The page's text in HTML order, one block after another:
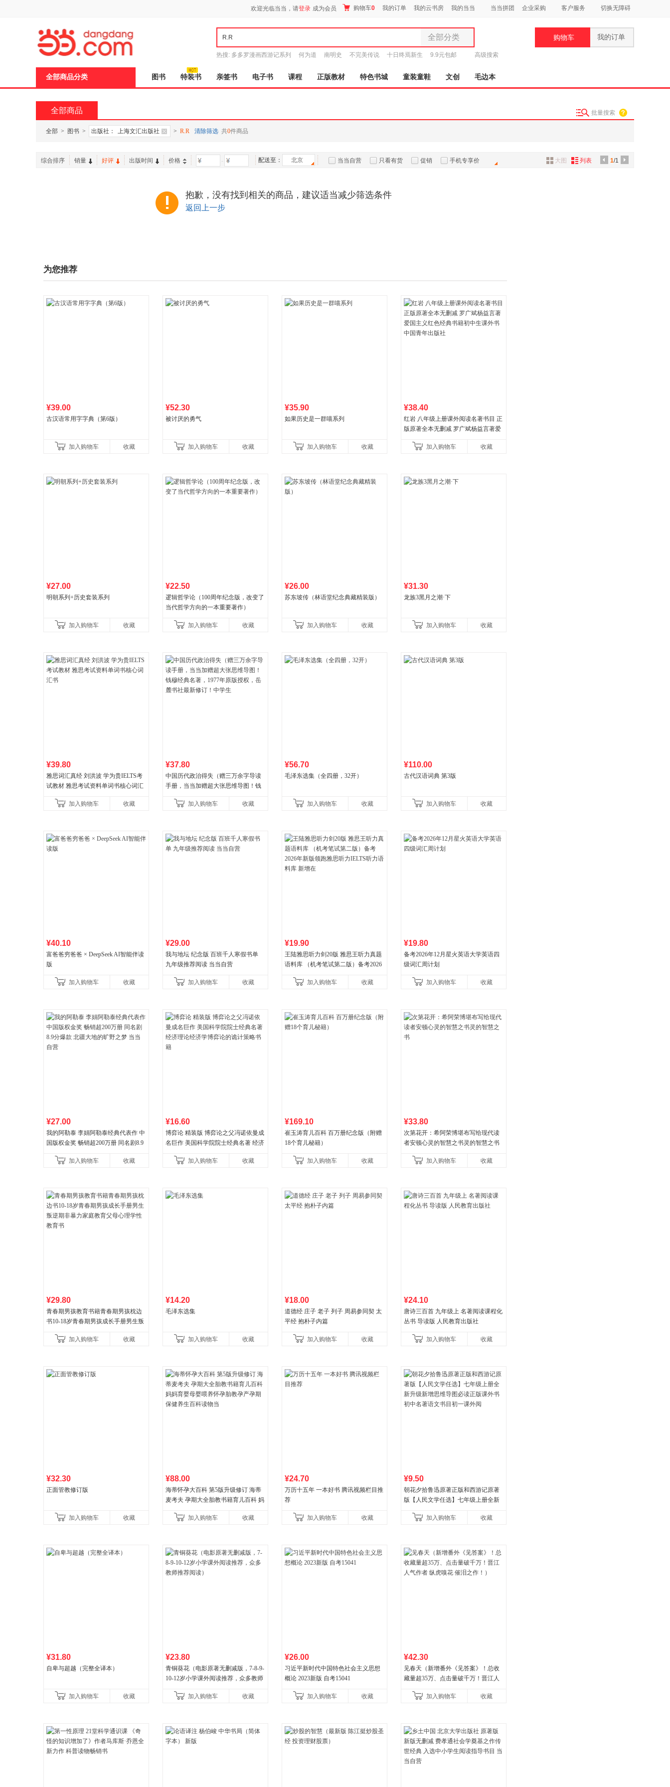
欢迎光临当当，请登录 成为会员 购物车0 我的订单 我的云书房 我的当当 当当拼团 企业采购 客户服务 切换无障碍
全部分类
全部分类
图书
电子书
孕婴服饰
数码影音
电脑办公
大家电
热搜: 多多罗漫画西游记系列 何为道 南明史 不完美传说 十日终焉新生 9.9元包邮 高级搜索
购物车 我的订单
全部商品分类 图书 特装书 亲签书 电子书 课程 正版教材 特色书城 童装童鞋 文创 毛边本
全部商品 批量搜索
全部 > 图书 > 出版社： 上海文汇出版社 > R.R 清除筛选 共0件商品
综合排序 销量 好评 出版时间 价格 - 配送至： 北京 当当自营 只看有货 促销 手机专享价 1/1
大图 列表
抱歉，没有找到相关的商品，建议适当减少筛选条件
返回上一步
为您推荐
¥39.00
古汉语常用字字典（第6版）
加入购物车 收藏
¥52.30
被讨厌的勇气
加入购物车 收藏
¥35.90
如果历史是一群喵系列
加入购物车 收藏
¥38.40
红岩 八年级上册课外阅读名著书目 正
版原著全本无删减 罗广斌杨益言著爱
国青年出版社加入购物车 收藏
¥27.00
明朝系列+历史套装系列
加入购物车 收藏
¥22.50
逻辑哲学论（100周年纪念版，改变了
当代哲学方向的一本重要著作）
加入购物车 收藏
¥26.00
苏东坡传（林语堂纪念典藏精装版）
加入购物车 收藏
¥31.30
龙族3黑月之潮·下
加入购物车 收藏
¥39.80
雅思词汇真经 刘洪波 学为贵IELTS考
试教材 雅思考试资料单词书核心词汇
加入购物车
收藏
¥37.80
中国历代政治得失（赠三万余字导读
手册，当当加赠超大张思维导图！钱
书社最新修订！中学生
加入购物车 收藏
¥56.70
毛泽东选集（全四册，32开）
加入购物车 收藏
¥110.00
古代汉语词典 第3版
加入购物车 收藏
¥40.10
富爸爸穷爸爸 × DeepSeek AI智能伴读
版
加入购物车 收藏
¥29.00
我与地坛 纪念版 百班千人寒假书单
九年级推荐阅读 当当自营
加入购物车 收藏
¥19.90
王陆雅思听力剑20版 雅思王听力真题
语料库 （机考笔试第二版）备考2026
新增在
加入购物车 收藏
¥19.80
备考2026年12月星火英语大学英语四
级词汇周计划
加入购物车 收藏
¥27.00
我的阿勒泰 李娟阿勒泰经典代表作 中
国版权金奖 畅销超200万册 同名剧8.9
加入购物车
收藏
¥16.60
博弈论 精装版 博弈论之父冯诺依曼成
名巨作 美国科学院院士经典名著 经济
加入购物车
收藏
¥169.10
崔玉涛育儿百科 百万册纪念版（附赠
18个育儿秘籍）
加入购物车 收藏
¥33.80
次第花开：希阿荣博堪布写给现代读
者安顿心灵的智慧之书灵的智慧之书
加入购物车 收藏
¥29.80
青春期男孩教育书籍青春期男孩枕边
书10-18岁青春期男孩成长手册男生叛
育书
加入购物车 收藏
¥14.20
毛泽东选集
加入购物车 收藏
¥18.00
道德经 庄子 老子 列子 周易参同契 太
平经 抱朴子内篇
加入购物车 收藏
¥24.10
唐诗三百首 九年级上 名著阅读课程化
丛书 导读版 人民教育出版社
加入购物车 收藏
¥32.30
正面管教修订版
加入购物车 收藏
¥88.00
海蒂怀孕大百科 第5版升级修订 海蒂
麦考夫 孕期大全胎教书籍育儿百科 妈
健养生百科读物当
加入购物车 收藏
¥24.70
万历十五年 一本好书 腾讯视频栏目推
荐
加入购物车 收藏
¥9.50
朝花夕拾鲁迅原著正版和西游记原著
版【人民文学任选】七年级上册全新
中名著语文书目初一课外阅
加入购物车 收藏
¥31.80
自卑与超越（完整全译本）
加入购物车 收藏
¥23.80
青铜葵花（电影原著无删减版，7-8-9-
10-12岁小学课外阅读推荐，众多教师
加入购物车
收藏
¥26.00
习近平新时代中国特色社会主义思想
概论 2023新版 自考15041
加入购物车 收藏
¥42.30
见春天（新增番外《见答案》！总收
藏量超35万、点击量破千万！晋江人
加入购物车
收藏
页